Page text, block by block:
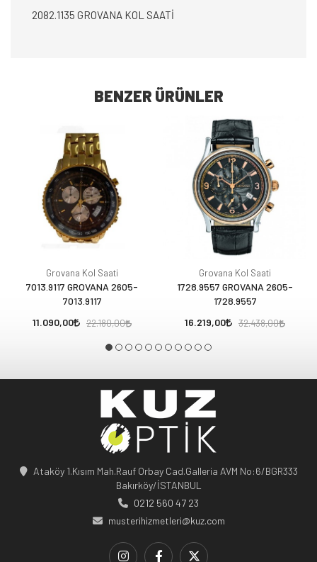
2082.1135 GROVANA KOL SAATİ
BENZER ÜRÜNLER
Grovana Kol Saati
7013.9117 GROVANA 2605-
7013.9117
11.090,00
22.180,00
Grovana Kol Saati
1728.9557 GROVANA 2605-
1728.9557
16.219,00
32.438,00
Ataköy 1.Kısım Mah.Rauf Orbay Cad.Galleria AVM No:6/BGR333
Bakırköy/İSTANBUL
0212 560 47 23
musterihizmetleri@kuz.com